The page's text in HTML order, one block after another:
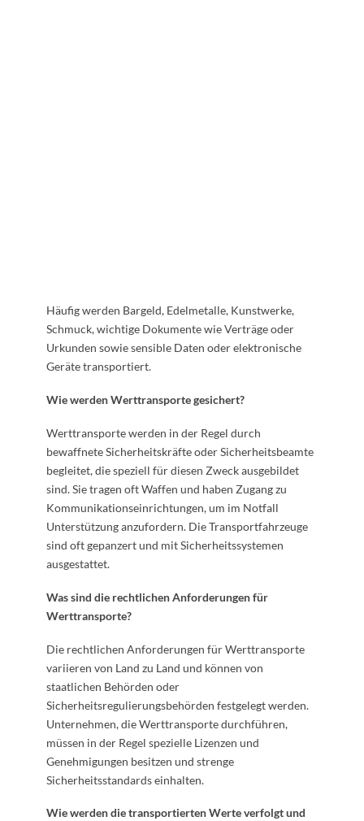
Häufig werden Bargeld, Edelmetalle, Kunstwerke,
Schmuck, wichtige Dokumente wie Verträge oder
Urkunden sowie sensible Daten oder elektronische
Geräte transportiert.
Wie werden Werttransporte gesichert?
Werttransporte werden in der Regel durch
bewaffnete Sicherheitskräfte oder Sicherheitsbeamte
begleitet, die speziell für diesen Zweck ausgebildet
sind. Sie tragen oft Waffen und haben Zugang zu
Kommunikationseinrichtungen, um im Notfall
Unterstützung anzufordern. Die Transportfahrzeuge
sind oft gepanzert und mit Sicherheitssystemen
ausgestattet.
Was sind die rechtlichen Anforderungen für
Werttransporte?
Die rechtlichen Anforderungen für Werttransporte
variieren von Land zu Land und können von
staatlichen Behörden oder
Sicherheitsregulierungsbehörden festgelegt werden.
Unternehmen, die Werttransporte durchführen,
müssen in der Regel spezielle Lizenzen und
Genehmigungen besitzen und strenge
Sicherheitsstandards einhalten.
Wie werden die transportierten Werte verfolgt und